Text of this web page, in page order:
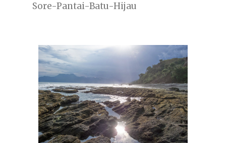
Sore-Pantai-Batu-Hijau